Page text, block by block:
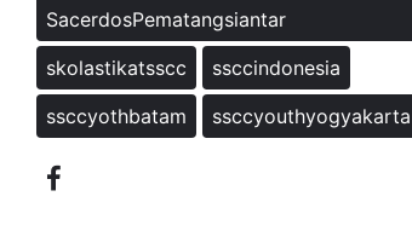
SacerdosPematangsiantar
skolastikatsscc
ssccindonesia
ssccyothbatam
ssccyouthyogyakarta